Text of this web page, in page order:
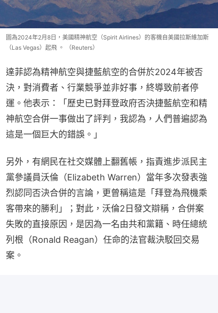
圖為2024年2月8日，美國精神航空（Spirit Airlines）的客機自美國拉斯維加斯
（Las Vegas）起飛 。 （Reuters）
達菲認為精神航空與捷藍航空的合併於2024年被否
決，對消費者、行業競爭並非好事，終導致前者停
運。他表示：「歷史已對拜登政府否決捷藍航空和精
神航空合併一事做出了評判，我認為，人們普遍認為
這是一個巨大的錯誤。」
另外，有網民在社交媒體上翻舊帳，指責進步派民主
黨參議員沃倫（Elizabeth Warren）當年多次發表強
烈認同否決合併的言論，更曾稱這是「拜登為飛機乘
客帶來的勝利」；對此，沃倫2日發文辯稱，合併案
失敗的直接原因，是因為一名由共和黨籍、時任總統
列根（Ronald Reagan）任命的法官裁決駁回交易
案。